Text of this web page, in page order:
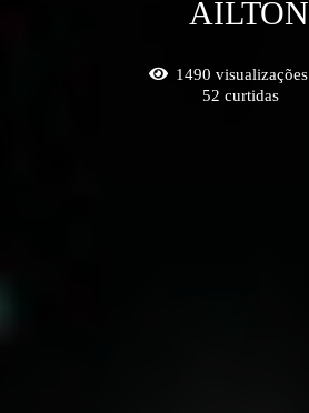
AILTON
1490 visualizações
52 curtidas